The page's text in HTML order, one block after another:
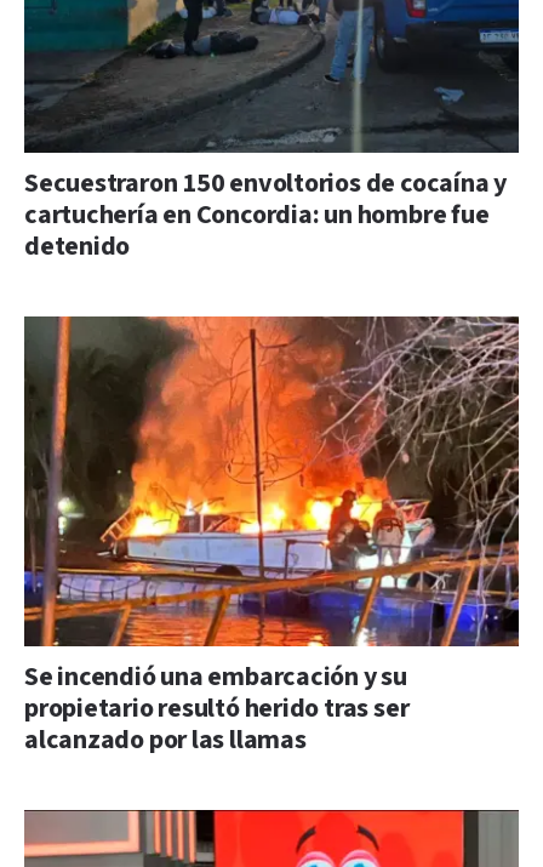
Secuestraron 150 envoltorios de cocaína y
cartuchería en Concordia: un hombre fue
detenido
Se incendió una embarcación y su
propietario resultó herido tras ser
alcanzado por las llamas